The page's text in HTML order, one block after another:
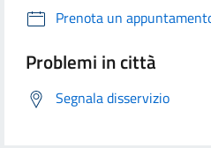
Prenota un
Problemi in città
Segnala disservizio